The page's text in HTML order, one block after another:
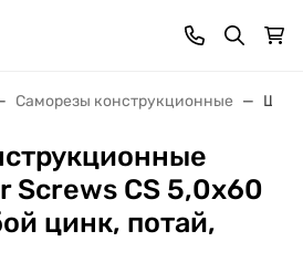
Саморезы конструкционные
Screws CS 5,0x60
цинк, потай,